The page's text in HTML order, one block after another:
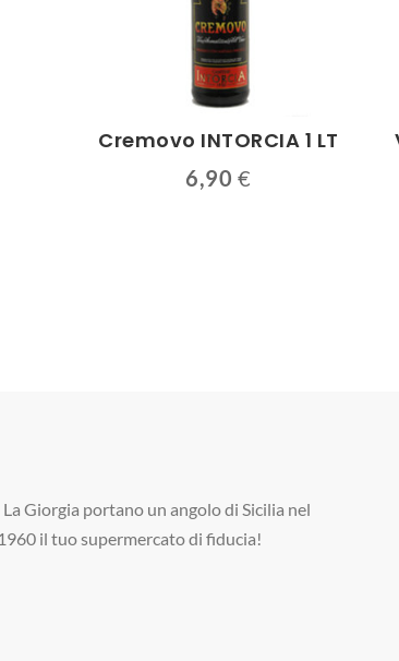
Cremovo INTORCIA 1 LT
6,90 €
Giorgia portano un angolo di Sicilia nel
il tuo supermercato di fiducia!